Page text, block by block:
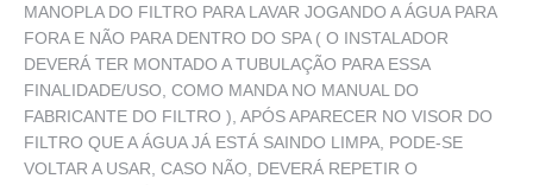
MANOPLA DO FILTRO PARA LAVAR JOGANDO A ÁGUA PARA
FORA E NÃO PARA DENTRO DO SPA ( O INSTALADOR
DEVERÁ TER MONTADO A TUBULAÇÃO PARA ESSA
FINALIDADE/USO, COMO MANDA NO MANUAL DO
FABRICANTE DO FILTRO ), APÓS APARECER NO VISOR DO
FILTRO QUE A ÁGUA JÁ ESTÁ SAINDO LIMPA, PODE-SE
VOLTAR A USAR, CASO NÃO, DEVERÁ REPETIR O